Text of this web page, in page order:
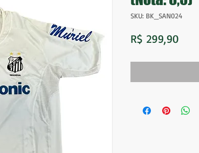
SKU: BK_SAN024
R$ 299,90Preço